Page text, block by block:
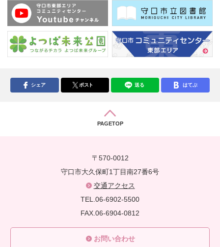
シェア ポスト 送る はてぶ
PAGETOP
〒570-0012
守口市大久保町1丁目南27番6号
交通アクセス
TEL.06-6902-5500
FAX.06-6904-0812
お問い合わせ